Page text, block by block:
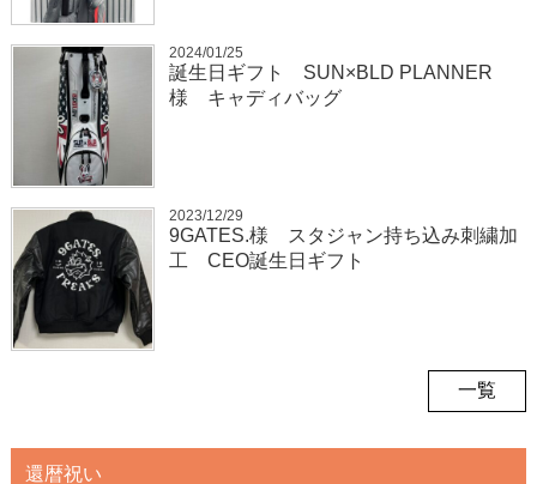
2024/01/25
誕生日ギフト SUN×BLD PLANNER
様 キャディバッグ
2023/12/29
9GATES.様 スタジャン持ち込み刺繍加
工 CEO誕生日ギフト
一覧
還暦祝い